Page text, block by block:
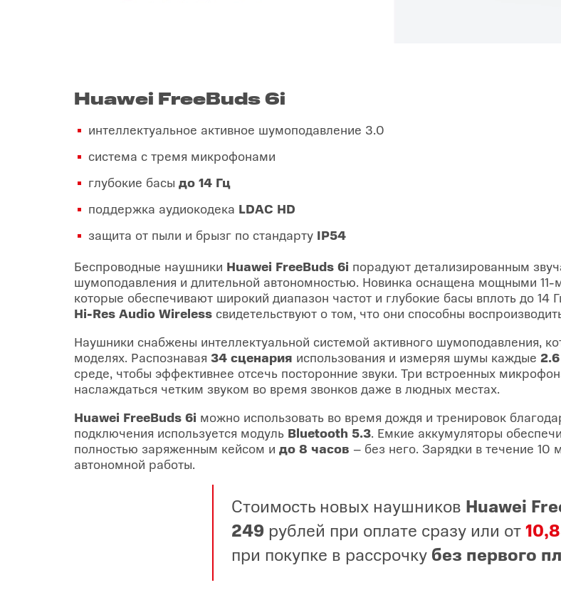
Huawei FreeBuds 6i
интеллектуальное активное шумоподавление 3.0
система с тремя микрофонами
глубокие басы до 14 Гц
поддержка аудиокодека LDAC HD
защита от пыли и брызг по стандарту IP54
Беспроводные наушники Huawei FreeBuds 6i порадуют детализированным
шумоподавления и длительной автономностью. Новинка оснащена мощными
которые обеспечивают широкий диапазон частот и глубокие басы вплоть до 14
Hi-Res Audio Wireless свидетельствуют о том, что они способны
Наушники снабжены интеллектуальной системой активного шумоподавления,
моделях. Распознавая 34 сценария использования и измеряя шумы каждые
среде, чтобы эффективнее отсечь посторонние звуки. Три встроенных
наслаждаться четким звуком во время звонков даже в людных местах.
Huawei FreeBuds 6i можно использовать во время дождя и тренировок
подключения используется модуль Bluetooth 5.3. Емкие аккумуляторы
полностью заряженным кейсом и до 8 часов – без него. Зарядки в течение 10
автономной работы.
Стоимость новых наушников Huawei
249 рублей при оплате сразу или от
при покупке в рассрочку без первого